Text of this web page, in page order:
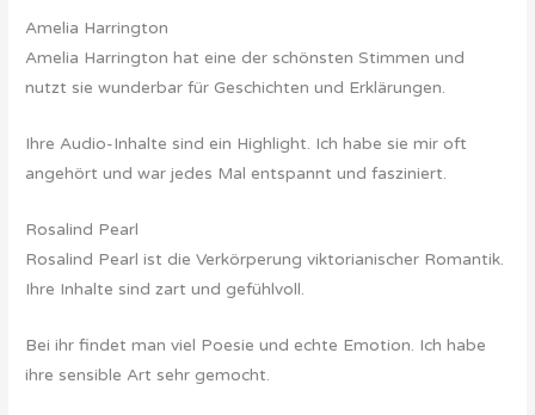
Amelia Harrington
Amelia Harrington hat eine der schönsten Stimmen und
nutzt sie wunderbar für Geschichten und Erklärungen.
Ihre Audio-Inhalte sind ein Highlight. Ich habe sie mir oft
angehört und war jedes Mal entspannt und fasziniert.
Rosalind Pearl
Rosalind Pearl ist die Verkörperung viktorianischer Romantik.
Ihre Inhalte sind zart und gefühlvoll.
Bei ihr findet man viel Poesie und echte Emotion. Ich habe
ihre sensible Art sehr gemocht.